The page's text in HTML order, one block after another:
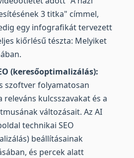
3 titka" címmel,
egy infografikát tervezett
kiőrlésű tészta: Melyiket
(keresőoptimalizálás):
szoftver folyamatosan
kulcsszavakat és a
változásait. Az AI
technikai SEO
beállításainak
és percek alatt